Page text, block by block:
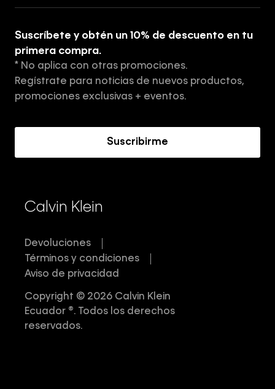
Tiendas
Aviso de privacidad
Términos y Condiciones
Suscríbete y obtén un 10% de descuento en tu
primera compra.
* No aplica con otras promociones.
Regístrate para noticias de nuevos productos,
promociones exclusivas + eventos.
Suscribirme
Calvin Klein
Devoluciones
Términos y condiciones
Aviso de privacidad
Copyright © 2026 Calvin Klein
Ecuador ®. Todos los derechos
reservados.